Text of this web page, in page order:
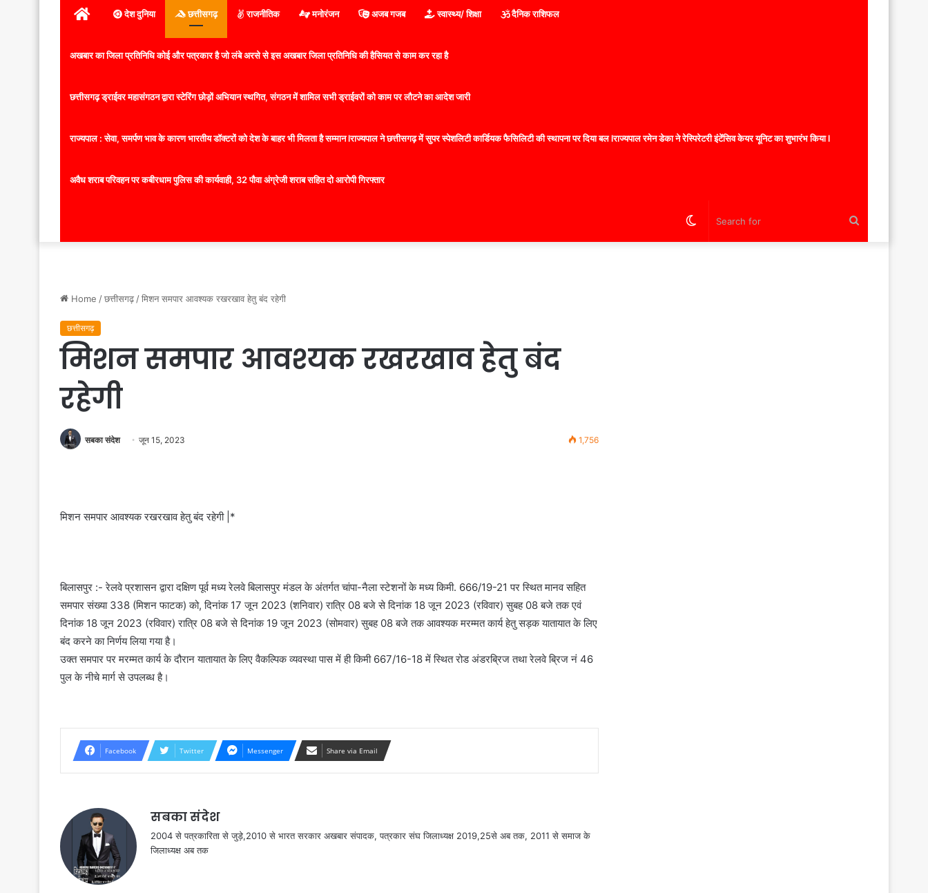
होम देश दुनिया छत्तीसगढ़ राजनीतिक मनोरंजन अजब गजब स्वास्थ्य/ शिक्षा दैनिक राशिफल
अखबार का जिला प्रतिनिधि कोई और पत्रकार है जो लंबे अरसे से इस अखबार जिला प्रतिनिधि की हैसियत से काम कर रहा है
छत्तीसगढ़ ड्राईवर महासंगठन द्वारा स्टेरिंग छोड़ों अभियान स्थगित, संगठन में शामिल सभी ड्राईवरों को काम पर लौटने का आदेश जारी
राज्यपाल : सेवा, समर्पण भाव के कारण भारतीय डॉक्टरों को देश के बाहर भी मिलता है सम्मान lराज्यपाल ने छत्तीसगढ़ में सुपर स्पेशलिटी कार्डियक फैसिलिटी की स्थापना पर दिया बल lराज्यपाल रमेन डेका ने रेस्पिरेटरी इंटेंसिव केयर यूनिट का शुभारंभ किया l
अवैध शराब परिवहन पर कबीरधाम पुलिस की कार्यवाही, 32 पौवा अंग्रेजी शराब सहित दो आरोपी गिरफ्तार
Switch
Home /छत्तीसगढ़ /मिशन समपार आवश्यक रखरखाव हेतु बंद रहेगी
छत्तीसगढ़
मिशन समपार आवश्यक रखरखाव हेतु बंद
रहेगी
सबका संदेश जून 15, 2023 1,756
मिशन समपार आवश्यक रखरखाव हेतु बंद रहेगी |*
बिलासपुर :- रेलवे प्रशासन द्वारा दक्षिण पूर्व मध्य रेलवे बिलासपुर मंडल के अंतर्गत चांपा-नैला स्टेशनों के मध्य किमी. 666/19-21 पर स्थित मानव सहित
समपार संख्या 338 (मिशन फाटक) को, दिनांक 17 जून 2023 (शनिवार) रात्रि 08 बजे से दिनांक 18 जून 2023 (रविवार) सुबह 08 बजे तक एवं
दिनांक 18 जून 2023 (रविवार) रात्रि 08 बजे से दिनांक 19 जून 2023 (सोमवार) सुबह 08 बजे तक आवश्यक मरम्मत कार्य हेतु सड़क यातायात के लिए
बंद करने का निर्णय लिया गया है।
उक्त समपार पर मरम्मत कार्य के दौरान यातायात के लिए वैकल्पिक व्यवस्था पास में ही किमी 667/16-18 में स्थित रोड अंडरब्रिज तथा रेलवे ब्रिज नं 46
पुल के नीचे मार्ग से उपलब्ध है।
Facebook Twitter Messenger Share via Email
सबका संदेश
2004 से पत्रकारिता से जुड़े,2010 से भारत सरकार अखबार संपादक, पत्रकार संघ जिलाध्यक्ष 2019,25से अब तक, 2011 से समाज के
जिलाध्यक्ष अब तक